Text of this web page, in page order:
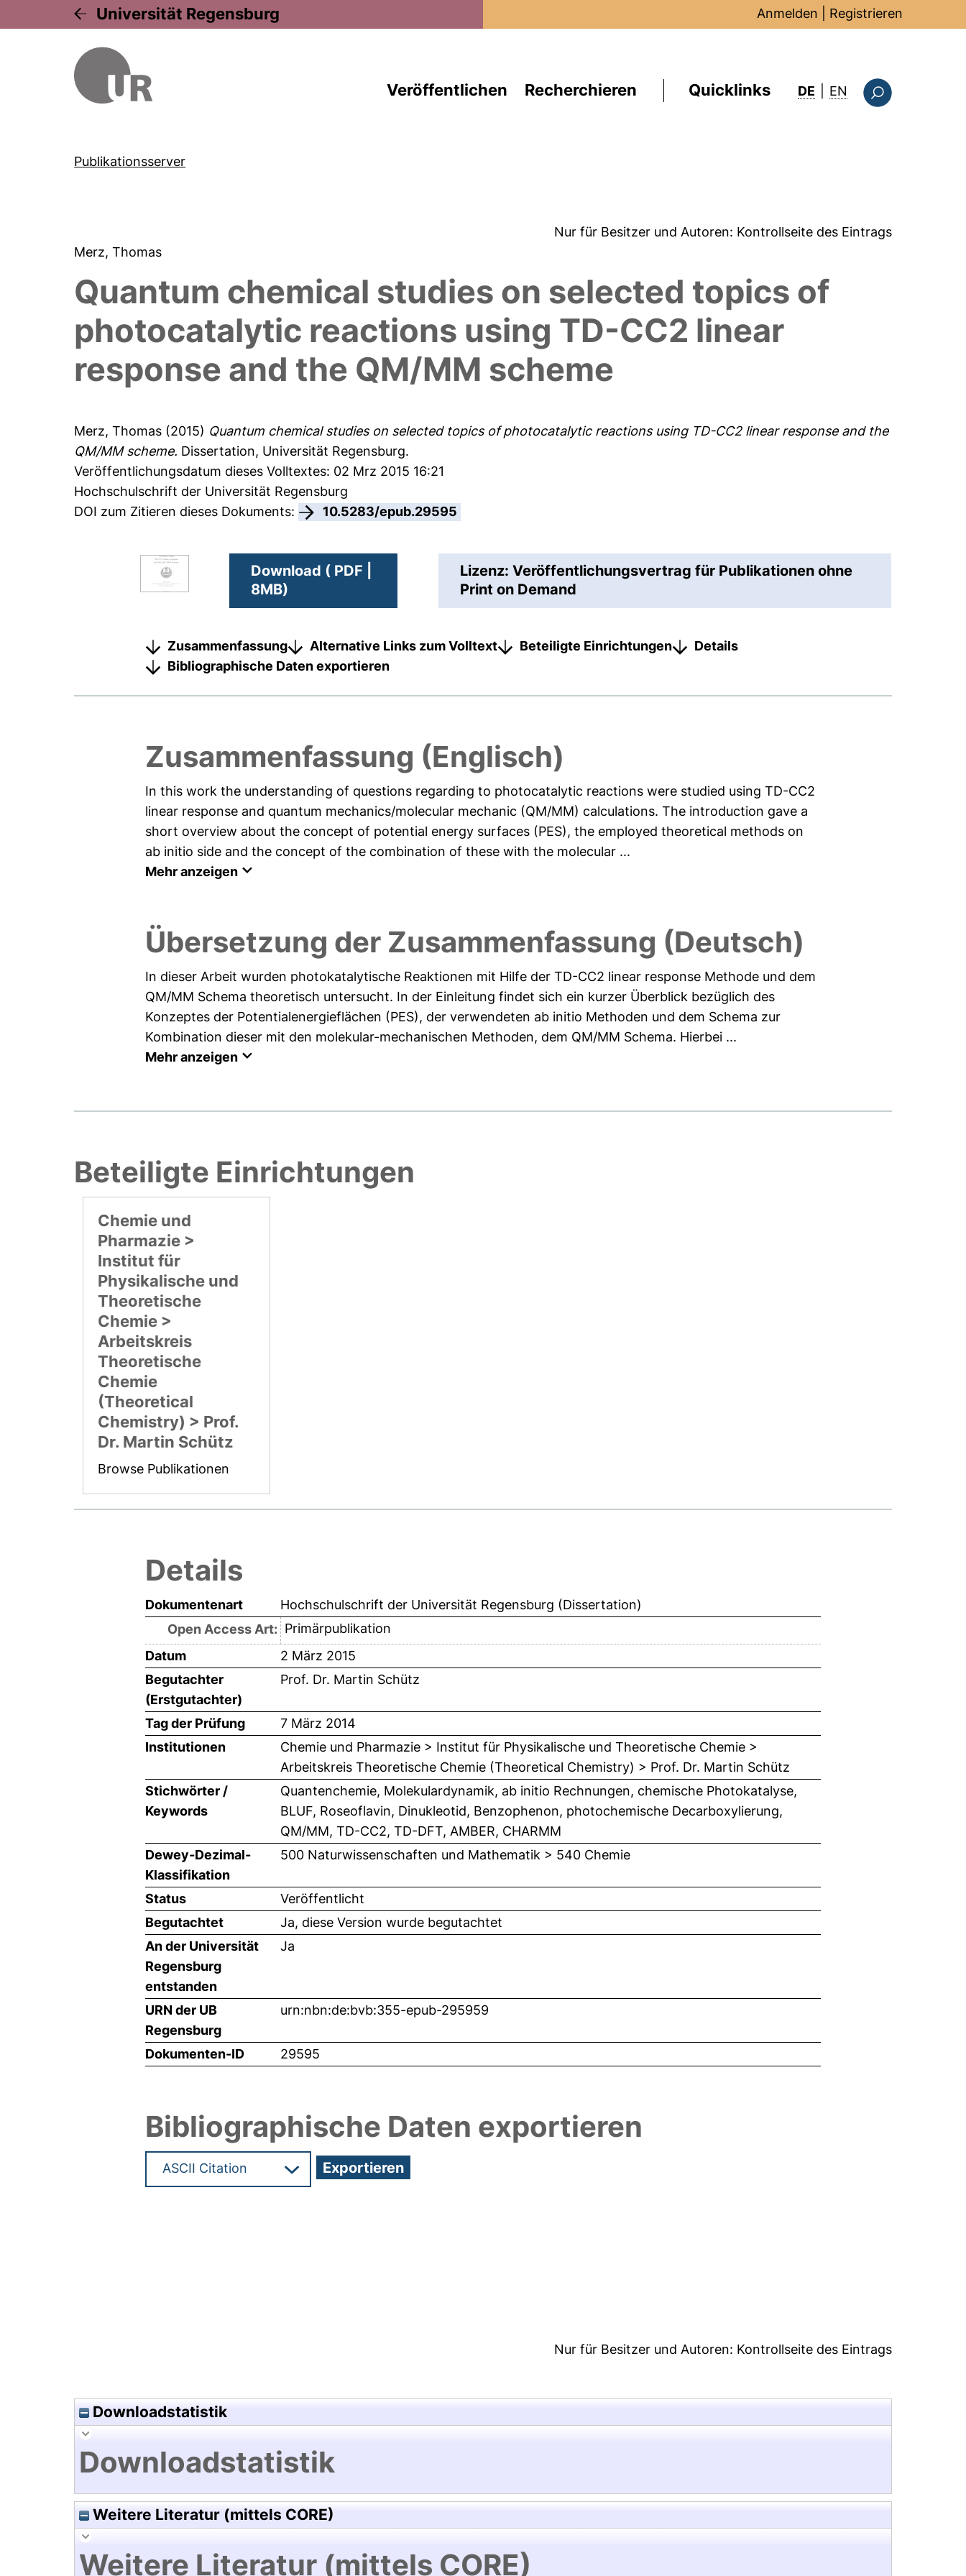
Universität Regensburg Anmelden Registrieren
Veröffentlichen Recherchieren Quicklinks DE EN : this page in
Publikationsserver
Nur für Besitzer und Autoren: Kontrollseite des Eintrags
Merz, Thomas
Quantum chemical studies on selected topics of
photocatalytic reactions using TD-CC2 linear
response and the QM/MM scheme
Merz, Thomas (2015) Quantum chemical studies on selected topics of photocatalytic reactions using TD-CC2 linear response and the
QM/MM scheme. Dissertation, Universität Regensburg.
Veröffentlichungsdatum dieses Volltextes: 02 Mrz 2015 16:21
Hochschulschrift der Universität Regensburg
DOI zum Zitieren dieses Dokuments:
10.5283/epub.29595
Download ( PDF |
8MB)
Lizenz: Veröffentlichungsvertrag für Publikationen ohne
Print on Demand
Zusammenfassung Alternative Links zum Volltext Beteiligte Einrichtungen
Details
Bibliographische Daten exportieren
Zusammenfassung (Englisch)
In this work the understanding of questions regarding to photocatalytic reactions were studied using TD-CC2
linear response and quantum mechanics/molecular mechanic (QM/MM) calculations. The introduction gave a
short overview about the concept of potential energy surfaces (PES), the employed theoretical methods on
ab initio side and the concept of the combination of these with the molecular ...
Mehr anzeigen
Übersetzung der Zusammenfassung (Deutsch)
In dieser Arbeit wurden photokatalytische Reaktionen mit Hilfe der TD-CC2 linear response Methode und dem
QM/MM Schema theoretisch untersucht. In der Einleitung findet sich ein kurzer Überblick bezüglich des
Konzeptes der Potentialenergieflächen (PES), der verwendeten ab initio Methoden und dem Schema zur
Kombination dieser mit den molekular-mechanischen Methoden, dem QM/MM Schema. Hierbei ...
Mehr anzeigen
Beteiligte Einrichtungen
Chemie und
Pharmazie >
Institut für
Physikalische und
Theoretische
Chemie >
Arbeitskreis
Theoretische
Chemie
(Theoretical
Chemistry) > Prof.
Dr. Martin Schütz
Browse Publikationen
Details
Dokumentenart
Hochschulschrift der Universität Regensburg (Dissertation)
Open Access Art: Primärpublikation
Datum
2 März 2015
Begutachter
(Erstgutachter)
Prof. Dr. Martin Schütz
Tag der Prüfung
7 März 2014
Institutionen
Chemie und Pharmazie > Institut für Physikalische und Theoretische Chemie >
Arbeitskreis Theoretische Chemie (Theoretical Chemistry) > Prof. Dr. Martin Schütz
Stichwörter /
Keywords
Quantenchemie, Molekulardynamik, ab initio Rechnungen, chemische Photokatalyse,
BLUF, Roseoflavin, Dinukleotid, Benzophenon, photochemische Decarboxylierung,
QM/MM, TD-CC2, TD-DFT, AMBER, CHARMM
Dewey-Dezimal-
Klassifikation
500 Naturwissenschaften und Mathematik > 540 Chemie
Status
Veröffentlicht
Begutachtet
Ja, diese Version wurde begutachtet
An der Universität
Regensburg
entstanden
Ja
URN der UB
Regensburg
urn:nbn:de:bvb:355-epub-295959
Dokumenten-ID 29595
Bibliographische Daten exportieren
Nur für Besitzer und Autoren: Kontrollseite des Eintrags
Downloadstatistik
Downloadstatistik
Weitere Literatur (mittels CORE)
Weitere Literatur (mittels CORE)